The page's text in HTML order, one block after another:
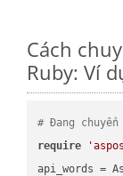
Cách
Ruby: Ví
# Đang chuyển
require
api_words =